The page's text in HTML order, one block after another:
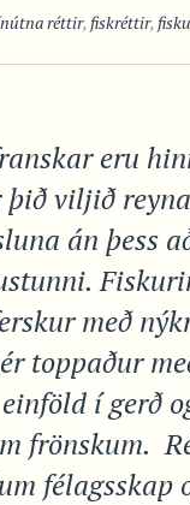
réttir, fiskréttir,
eru
viljið
án þess
með
toppaður
í gerð
frönskum.
félagsskap